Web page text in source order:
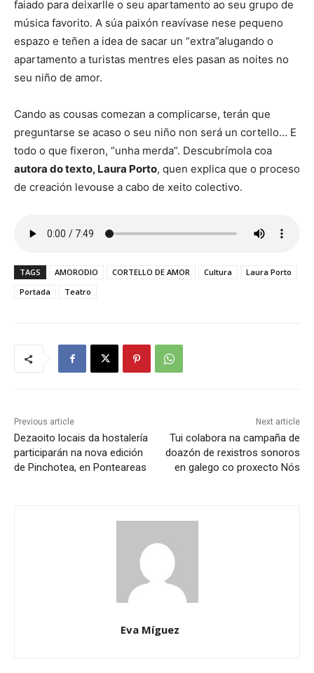
faiado para deixarlle o seu apartamento ao seu grupo de
música favorito. A súa paixón reavívase nese pequeno
espazo e teñen a idea de sacar un “extra”alugando o
apartamento a turistas mentres eles pasan as noites no
seu niño de amor.
Cando as cousas comezan a complicarse, terán que
preguntarse se acaso o seu niño non será un cortello… E
todo o que fixeron, “unha merda”. Descubrímola coa
autora do texto, Laura Porto, quen explica que o proceso
de creación levouse a cabo de xeito colectivo.
TAGS AMORODIO CORTELLO DE AMOR Cultura
Laura Porto
Portada
Teatro
Previous article
Dezaoito locais da hostalería
participarán na nova edición
de Pinchotea, en Ponteareas
Next article
Tui colabora na campaña de
doazón de rexistros sonoros
en galego co proxecto Nós
Eva Míguez